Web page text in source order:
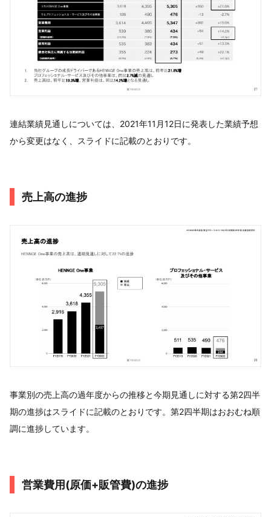
連結業績見通しについては、2021年11月12日に発表した業績予想
から変更はなく、スライドに記載のとおりです。
売上高の進捗
事業別の売上高の過年度からの推移と今期見通しに対する第2四半
期の進捗はスライドに記載のとおりです。第2四半期はおおむね順
調に進捗しています。
営業費用(原価+販管費)の進捗